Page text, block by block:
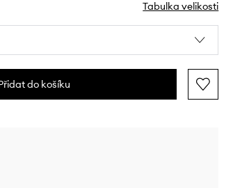
Tabulka velikosti
do košíku